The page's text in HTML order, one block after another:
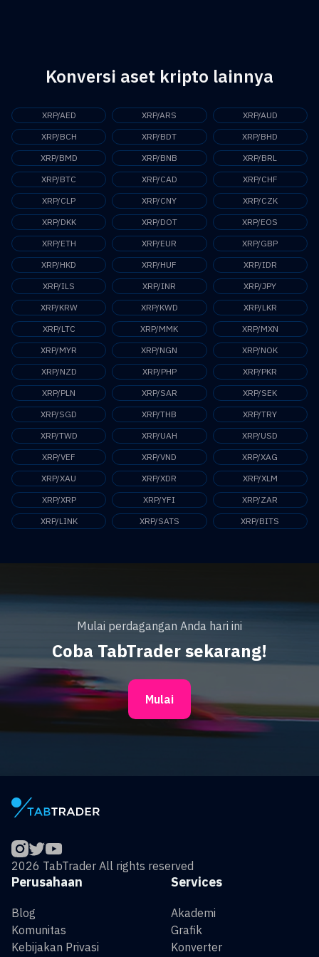
Konversi aset kripto lainnya
XRP/AED XRP/ARS
XRP/AUD
XRP/BCH
XRP/BDT
XRP/BHD
XRP/BMD
XRP/BNB
XRP/BRL
XRP/BTC
XRP/CAD
XRP/CHF
XRP/CLP
XRP/CNY
XRP/CZK
XRP/DKK
XRP/DOT
XRP/EOS
XRP/ETH
XRP/EUR
XRP/GBP
XRP/HKD
XRP/HUF
XRP/IDR
XRP/ILS
XRP/INR
XRP/JPY
XRP/KRW
XRP/KWD
XRP/LKR
XRP/LTC
XRP/MMK
XRP/MXN
XRP/MYR
XRP/NGN
XRP/NOK
XRP/NZD
XRP/PHP
XRP/PKR
XRP/PLN
XRP/SAR
XRP/SEK
XRP/SGD
XRP/THB
XRP/TRY
XRP/TWD
XRP/UAH
XRP/USD
XRP/VEF
XRP/VND
XRP/XAG
XRP/XAU
XRP/XDR
XRP/XLM
XRP/XRP
XRP/YFI
XRP/ZAR
XRP/LINK
XRP/SATS XRP/BITS
Mulai perdagangan Anda hari ini
Coba TabTrader sekarang!
Mulai
2026 TabTrader All rights reserved
Services
Akademi
Grafik
Konverter
Perusahaan
Blog
Komunitas
Kebijakan Privasi